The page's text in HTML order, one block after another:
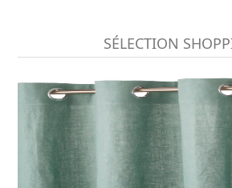
SÉLECTION